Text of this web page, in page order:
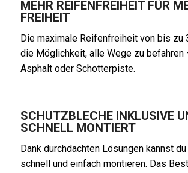
MEHR REIFENFREIHEIT FÜR
FREIHEIT
Die maximale Reifenfreiheit von bis zu
die Möglichkeit, alle Wege zu befahren
Asphalt oder Schotterpiste.
SCHUTZBLECHE INKLUSIVE
SCHNELL MONTIERT
Dank durchdachten Lösungen kannst
schnell und einfach montieren. Das